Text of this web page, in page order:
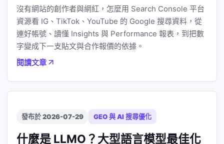
沒有網站的創作者與網紅，怎麼用 Search Console 平台
資源看 IG、TikTok、YouTube 的 Google 搜尋資料，從
連好帳號、讀懂 Insights 與 Performance 報表，到把數
字變成下一支貼文與合作報價的依據。
閱讀文章
發布於 2026-07-29 GEO 與 AI 搜尋優化
什麼是 LLMO？大型語言模型最佳化